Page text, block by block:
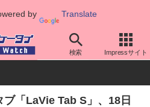
by Translate
検索 Impressサイト
その他メーカー
「LaVie Tab S」、18日